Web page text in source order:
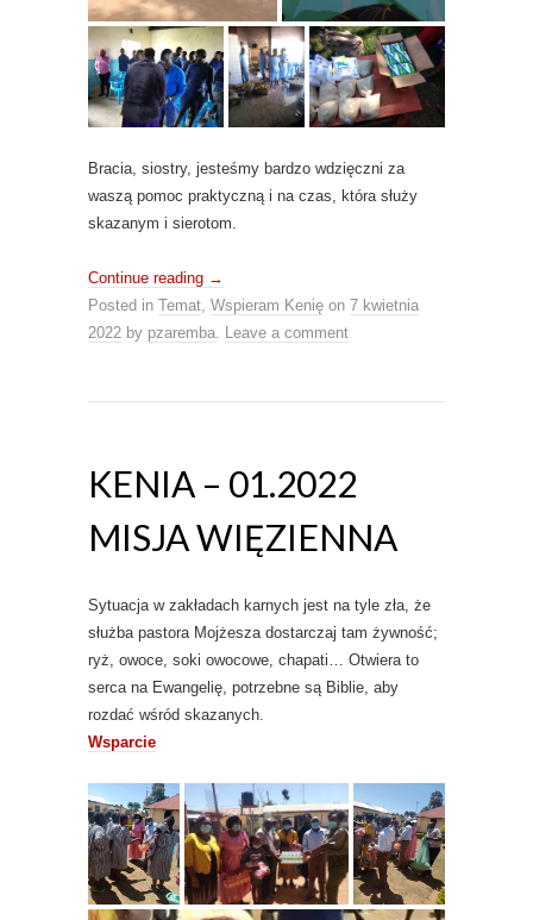
Bracia, siostry, jesteśmy bardzo wdzięczni za
waszą pomoc praktyczną i na czas, która służy
skazanym i sierotom.
Continue reading →
Posted in Temat Wspieram Kenię on 7 kwietnia
2022 by pzaremba Leave a comment
KENIA – 01.2022
MISJA WIĘZIENNA
Sytuacja w zakładach karnych jest na tyle zła, że
służba pastora Mojżesza dostarczaj tam żywność;
ryż, owoce, soki owocowe, chapati… Otwiera to
serca na Ewangelię, potrzebne są Biblie, aby
rozdać wśród skazanych.
Wsparcie